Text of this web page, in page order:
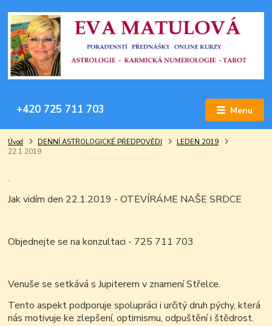
Menu
+420 725 711 703
Úvod DENNÍ ASTROLOGICKÉ PŘEDPOVĚDI
LEDEN 2019
22.1.2019
.
Jak vidím den 22.1.2019 - OTEVÍRÁME NAŠE SRDCE
Objednejte se na konzultaci - 725 711 703
Venuše se setkává s Jupiterem v znamení Střelce.
Tento aspekt podporuje spolupráci i určitý druh pýchy, která
nás motivuje ke zlepšení, optimismu, odpuštění i štědrost.